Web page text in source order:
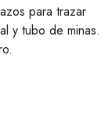
para trazar
y tubo de minas.